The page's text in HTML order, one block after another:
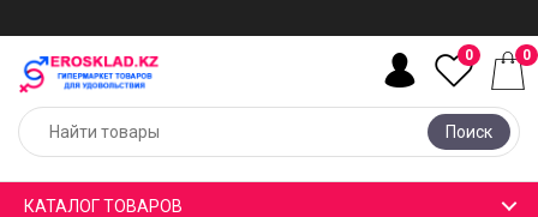
Поиск
0 0
КАТАЛОГ ТОВАРОВ